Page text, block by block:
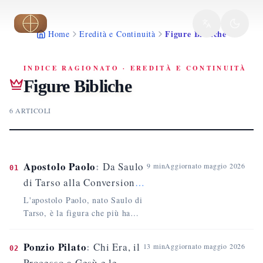
Vai al contenuto principale
Home Eredità e Continuità Figure Bibliche
INDICE RAGIONATO · EREDITÀ E CONTINUITÀ
Figure Bibliche
6 ARTICOLI
01 Apostolo Paolo: Da Saulo
di Tarso alla Conversione
di Damasco e al Martirio
L'apostolo Paolo, nato Saulo di
Tarso, è la figura che più ha
Gerusalemme alla scuola di
9 minAggiornatomaggio 2026
02 Ponzio Pilato: Chi Era, il 13 minAggiornatomaggio 2026